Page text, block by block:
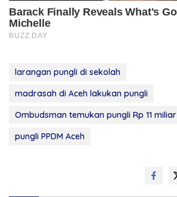
larangan pungli di sekolah
madrasah di Aceh lakukan pungli
Ombudsman temukan pungli Rp 11 miliar
pungli PPDM Aceh